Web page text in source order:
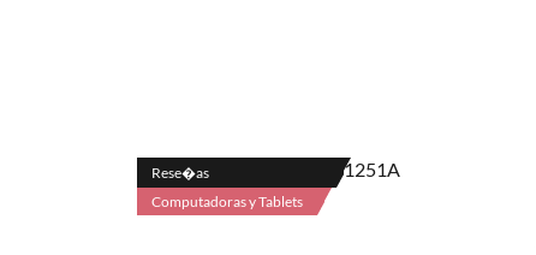
Rese�as
Computadoras y Tablets